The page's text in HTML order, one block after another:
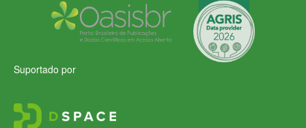
Suportado por